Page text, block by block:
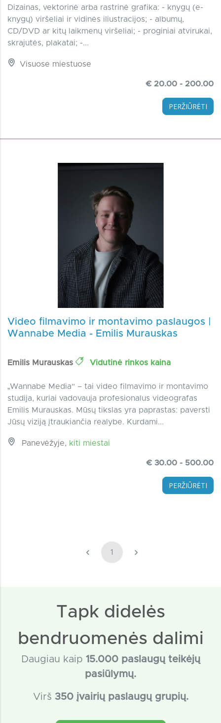
Dizainas, vektorinė arba rastrinė grafika: - knygų (e-
knygų) viršeliai ir vidinės iliustracijos; - albumų,
CD/DVD ar kitų laikmenų viršeliai; - proginiai atvirukai,
skrajutės, plakatai; -...
Visuose miestuose
€ 20.00 - 200.00
PERŽIŪRĖTI
Video filmavimo ir montavimo paslaugos |
Wannabe Media - Emilis Murauskas
Emilis Murauskas Vidutinė rinkos kaina
„Wannabe Media“ – tai video filmavimo ir montavimo
studija, kuriai vadovauja profesionalus videografas
Emilis Murauskas. Mūsų tikslas yra paprastas: paversti
Jūsų viziją įtraukiančia realybe. Kurdami...
Panevėžyje, kiti miestai
€ 30.00 - 500.00
PERŽIŪRĖTI
‹ 1 ›
Tapk didelės
bendruomenės dalimi
Daugiau kaip 15.000 paslaugų teikėjų
pasiūlymų.
Virš 350 įvairių paslaugų grupių.